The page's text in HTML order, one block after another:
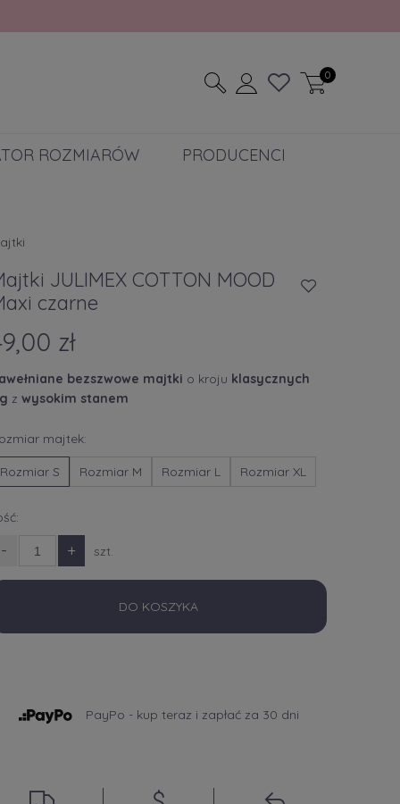
0
ROZMIARÓW PRODUCENCI
JULIMEX COTTON MOOD
czarne
zł
bezszwowe majtki o kroju klasycznych
zwysokim stanem
majtek:
Rozmiar S Rozmiar M Rozmiar L Rozmiar XL
- + szt.
DO KOSZYKA
PayPo - kup teraz i zapłać za 30 dni